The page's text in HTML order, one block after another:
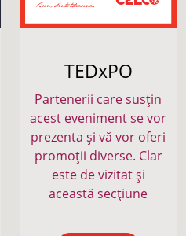
TEDxPO
Partenerii care susțin
acest eveniment se vor
prezenta și vă vor oferi
promoții diverse. Clar
este de vizitat și
această secțiune